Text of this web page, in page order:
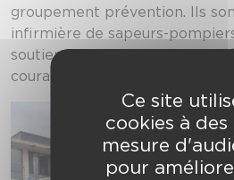
groupement prévention. Ils
infirmière de sapeurs-
soutien sanitaire et de deux
courage à eux !
Ce site
cookies à
mesure
pour